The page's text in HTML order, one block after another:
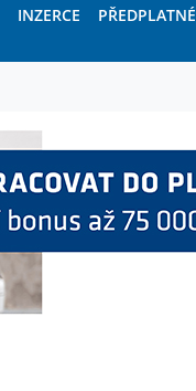
INZERCE PŘEDPLATNÉ